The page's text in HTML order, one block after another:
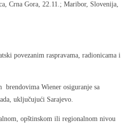
Crna Gora, 22.11.; Maribor, Slovenija,
povezanim raspravama, radionicama i
Wiener osiguranje sa
uključujući Sarajevo.
opštinskom ili regionalnom nivou